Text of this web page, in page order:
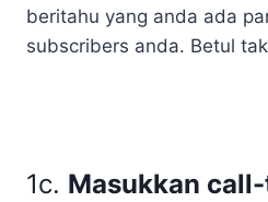
beritahu yang anda ada
subscribers anda. Betul
1c. Masukkan